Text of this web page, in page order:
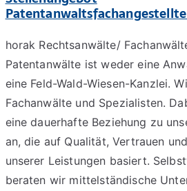
horak Rechtsanwälte/
Patentanwälte ist weder eine
eine Feld-Wald-Wiesen-Kanzlei.
Fachanwälte und Spezialisten.
eine dauerhafte Beziehung zu
an, die auf Qualität, Vertrauen
unserer Leistungen basiert.
beraten wir mittelständische